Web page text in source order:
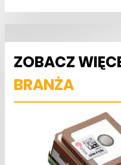
ZOBACZ
BRANŻA